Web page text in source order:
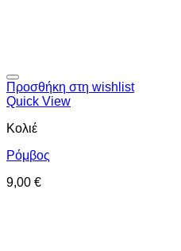
Προσθήκη στη wishlist
Quick View
Κολιέ
Ρόμβος
9,00 €